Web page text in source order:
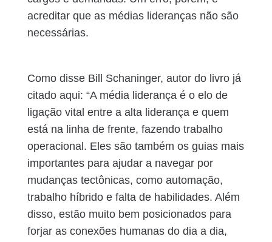
acreditar que as médias lideranças não são
necessárias.
Como disse Bill Schaninger, autor do livro já
citado aqui: “A média liderança é o elo de
ligação vital entre a alta liderança e quem
está na linha de frente, fazendo trabalho
operacional. Eles são também os guias mais
importantes para ajudar a navegar por
mudanças tectônicas, como automação,
trabalho híbrido e falta de habilidades. Além
disso, estão muito bem posicionados para
forjar as conexões humanas do dia a dia,